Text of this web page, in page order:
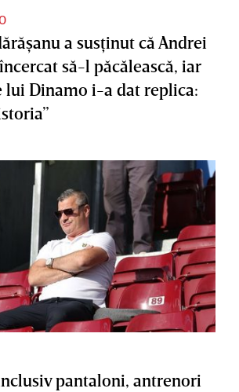
a susţinut că Andrei
să-l păcălească, iar
lui Dinamo i-a dat replica:
pantaloni, antrenori